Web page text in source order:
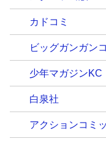
カドコミ
ビッグガンガン
少年マガジンKC
白泉社
アクションコミ